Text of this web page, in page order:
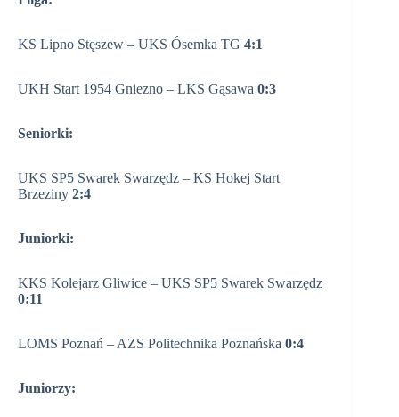
KS Lipno Stęszew – UKS Ósemka TG 4:1
UKH Start 1954 Gniezno – LKS Gąsawa 0:3
Seniorki:
UKS SP5 Swarek Swarzędz – KS Hokej Start
Brzeziny 2:4
Juniorki:
KKS Kolejarz Gliwice – UKS SP5 Swarek Swarzędz
0:11
LOMS Poznań – AZS Politechnika Poznańska 0:4
Juniorzy: